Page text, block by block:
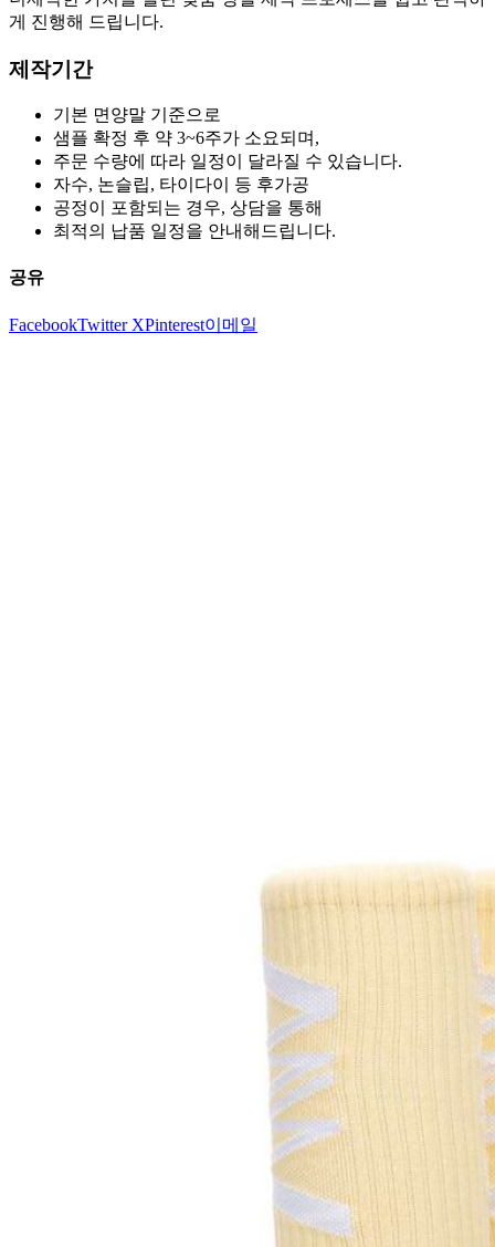
게 진행해 드립니다.
제작기간
기본 면양말 기준으로
샘플 확정 후 약 3~6주가 소요되며,
주문 수량에 따라 일정이 달라질 수 있습니다.
자수, 논슬립, 타이다이 등 후가공
공정이 포함되는 경우, 상담을 통해
최적의 납품 일정을 안내해드립니다.
공유
FacebookTwitter XPinterest이메일